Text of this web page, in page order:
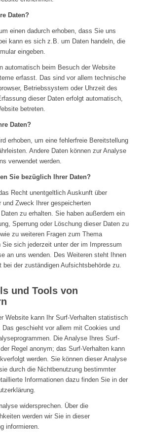
Daten?
einen dadurch erhoben, dass Sie uns
kann es sich z.B. um Daten handeln, die
eingeben.
automatisch beim Besuch der Website
erfasst. Das sind vor allem technische
Betriebssystem oder Uhrzeit des
dieser Daten erfolgt automatisch,
betreten.
Daten?
erhoben, um eine fehlerfreie Bereitstellung
Andere Daten können zur Analyse
verwendet werden.
Sie bezüglich Ihrer Daten?
Recht unentgeltlich Auskunft über
und Zweck Ihrer gespeicherten
zu erhalten. Sie haben außerdem ein
Sperrung oder Löschung dieser Daten zu
zu weiteren Fragen zum Thema
Sie sich jederzeit unter der im Impressum
an uns wenden. Des Weiteren steht Ihnen
bei der zuständigen Aufsichtsbehörde zu.
und Tools von
Website kann Ihr Surf-Verhalten statistisch
Das geschieht vor allem mit Cookies und
Die Analyse Ihres Surf-
Regel anonym; das Surf-Verhalten kann
werden. Sie können dieser Analyse
durch die Nichtbenutzung bestimmter
Informationen dazu finden Sie in der
widersprechen. Über die
werden wir Sie in dieser
informieren.